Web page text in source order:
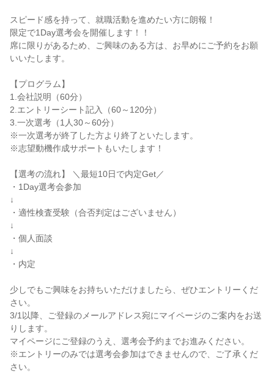
スピード感を持って、就職活動を進めたい方に朗報！
限定で1Day選考会を開催します！！
席に限りがあるため、ご興味のある方は、お早めにご予約をお願
いいたします。
【プログラム】
1.会社説明（60分）
2.エントリーシート記入（60～120分）
3.一次選考（1人30～60分）
※一次選考が終了した方より終了といたします。
※志望動機作成サポートもいたします！
【選考の流れ】 ＼最短10日で内定Get／
・1Day選考会参加
↓
・適性検査受験（合否判定はございません）
↓
・個人面談
↓
・内定
少しでもご興味をお持ちいただけましたら、ぜひエントリーくだ
さい。
3/1以降、ご登録のメールアドレス宛にマイページのご案内をお送
りします。
マイページにご登録のうえ、選考会予約までお進みください。
※エントリーのみでは選考会参加はできませんので、ご了承くだ
さい。